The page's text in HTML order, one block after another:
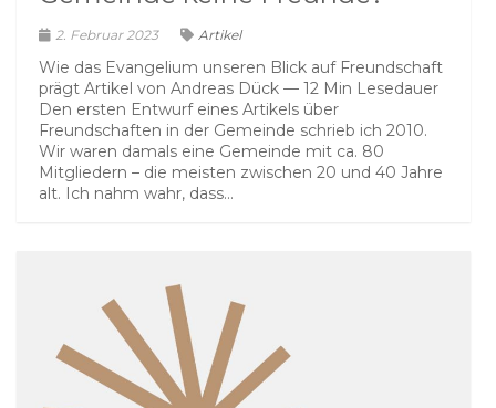
2. Februar 2023 Artikel
Wie das Evangelium unseren Blick auf Freundschaft
prägt Artikel von Andreas Dück — 12 Min Lesedauer
Den ersten Entwurf eines Artikels über
Freundschaften in der Gemeinde schrieb ich 2010.
Wir waren damals eine Gemeinde mit ca. 80
Mitgliedern – die meisten zwischen 20 und 40 Jahre
alt. Ich nahm wahr, dass...